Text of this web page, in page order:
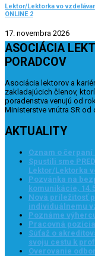
Lektor/Lektorka vo
ONLINE 2
17. novembra 2026
ASOCIÁCIA
PORADCOV
Asociácia lektorov a
zakladajúcich členov,
poradenstva venujú od
Ministerstve vnútra SR od
AKTUALITY
Oznam o
Spustili sme
Lektor/Lektorka
Pozvánka na
komunikácie,
Nová príležitosť
individuálnemu
Poznáme
Pracovná
Súťaž o
svoju cestu k
Overovanie